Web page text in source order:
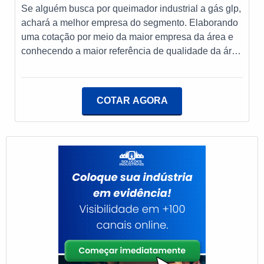
Se alguém busca por queimador industrial a gás glp,
achará a melhor empresa do segmento. Elaborando
uma cotação por meio da maior empresa da área e
conhecendo a maior referência de qualidade da área
QUEIMADOR INDUSTRIAL A GÁS GLPSe alguém
Burner Combustão Industrial. Uma empresa com alto
know-how em controlador de chama e gerenciador
de combustão, oferecendo o que há de melhor em
tecnologia ao cliente.Sem trocar o foco sobre
queimador industrial a gás glp, na essência da
empresa, a mesma deve prezar pelos produtos e
serviços com ótima qualidade e proteção, pontos
importantes que ficam de fora no planejamento de
desejar nos outros fatores.É importante lembrar que
COTAR AGORA